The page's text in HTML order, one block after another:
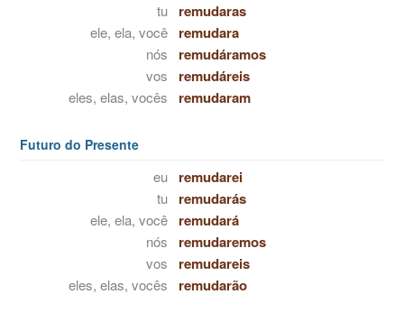
tu remudaras
ele, ela, você remudara
nós remudáramos
vos remudáreis
eles, elas, vocês remudaram
Futuro do Presente
eu remudarei
tu remudarás
ele, ela, você remudará
nós remudaremos
vos remudareis
eles, elas, vocês remudarão